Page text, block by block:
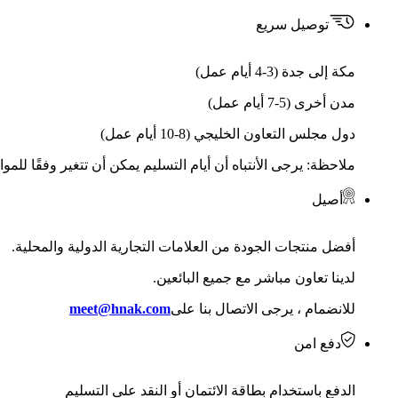
توصيل سريع
مكة إلى جدة (3-4 أيام عمل)
مدن أخرى (5-7 أيام عمل)
دول مجلس التعاون الخليجي (8-10 أيام عمل)
ملاحظة: يرجى الأنتباه أن أيام التسليم يمكن أن تتغير وفقًا
أصيل
أفضل منتجات الجودة من العلامات التجارية الدولية والمحلية.
لدينا تعاون مباشر مع جميع البائعين.
للانضمام ، يرجى الاتصال بنا علىmeet@hnak.com
دفع امن
الدفع باستخدام بطاقة الائتمان أو النقد على التسليم